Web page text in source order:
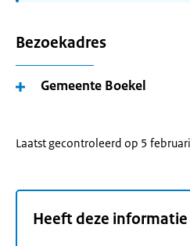
Bezoekadres
Gemeente Boekel
Laatst gecontroleerd op 5
Heeft deze